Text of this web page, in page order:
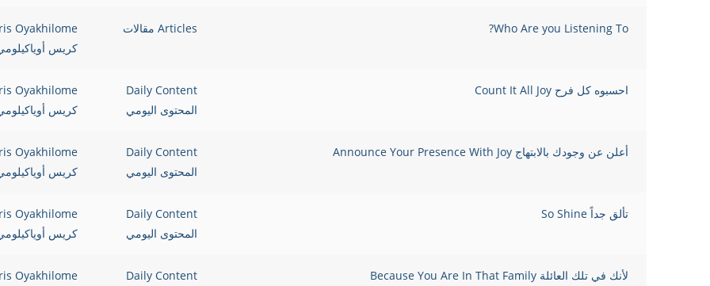
Who Are you Listening To? Articles مقالات
Oyakhilome
كريس
احسبوه كل فرح Count It All Joy
Daily Content
المحتوى اليومي
Oyakhilome
كريس
أعلن عن وجودك بالابتهاج Announce Your Presence With Joy
Daily Content
المحتوى اليومي
Oyakhilome
كريس
تألق جداً So Shine
Daily Content
المحتوى اليومي
Oyakhilome
كريس
لأنك في تلك العائلة Because You Are In That Family
Daily Content
Oyakhilome